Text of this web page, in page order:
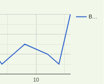
B…
10